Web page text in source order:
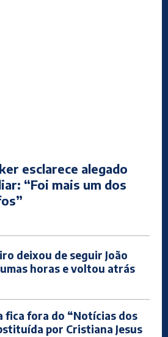
esclarece alegado
“Foi mais um dos
deixou de seguir João
horas e voltou atrás
fica fora do “Notícias dos
por Cristiana Jesus